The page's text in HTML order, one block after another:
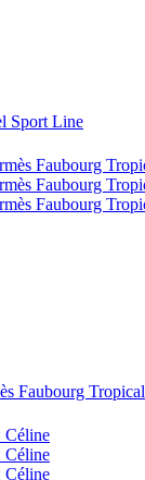
Sport Line
Faubourg Tropical